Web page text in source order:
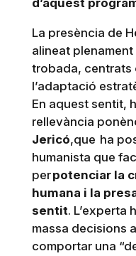
d’aquest
La presència de
alineat
trobada, centrats
l’adaptació
En aquest sentit,
rellevància
Jericó,que ha
humanista que
perpotenciar la
humana i la
sentit. L’experta
massa decisions
comportar una